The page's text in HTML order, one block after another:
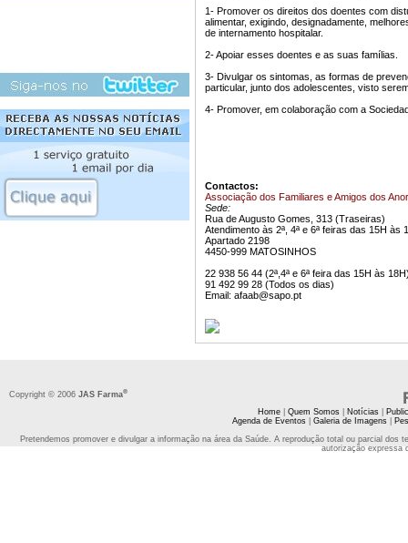
1- Promover os direitos dos doentes com
alimentar, exigindo, designadamente,
de internamento hospitalar.
2- Apoiar esses doentes e as suas famílias.
3- Divulgar os sintomas, as formas de
particular, junto dos adolescentes, visto
4- Promover, em colaboração com a
Contactos:
Associação dos Familiares e Amigos dos
Sede:
Rua de Augusto Gomes, 313 (Traseiras)
Atendimento às 2ª, 4ª e 6ª feiras das 15H às
Apartado 2198
4450-999 MATOSINHOS
22 938 56 44 (2ª,4ª e 6ª feira das 15H às
91 492 99 28 (Todos os dias)
Email: afaab@sapo.pt
Copyright © 2006 JAS Farma®
Home| Quem Somos| Notícias|
Agenda de Eventos| Galeria de Imagens|
Pretendemos promover e divulgar a informação na área da Saúde. A reprodução total ou parcial
autorização expressa